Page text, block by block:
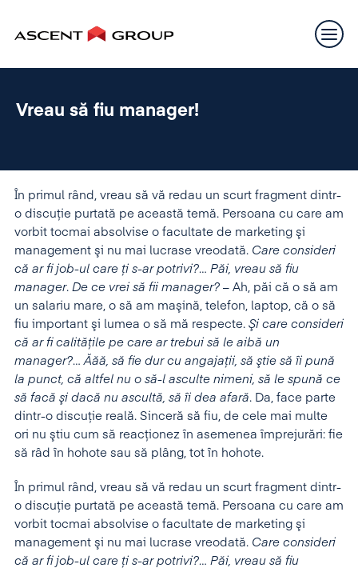
Vreau să fiu manager!
În primul rând, vreau să vă redau un scurt fragment dintr-
o discuţie purtată pe această temă. Persoana cu care am
vorbit tocmai absolvise o facultate de marketing şi
management şi nu mai lucrase vreodată. Care consideri
că ar fi job-ul care ţi s-ar potrivi?… Păi, vreau să fiu
manager. De ce vrei să fii manager? – Ah, păi că o să am
un salariu mare, o să am maşină, telefon, laptop, că o să
fiu important şi lumea o să mă respecte. Şi care consideri
că ar fi calităţile pe care ar trebui să le aibă un
manager?…Ăăă, să fie dur cu angajaţii, să ştie să îi pună
la punct, că altfel nu o să-l asculte nimeni, să le spună ce
să facă şi dacă nu ascultă, să îi dea afară. Da, face parte
dintr-o discuţie reală. Sinceră să fiu, de cele mai multe
ori nu ştiu cum să reacţionez în asemenea împrejurări: fie
să râd în hohote sau să plâng, tot în hohote.
În primul rând, vreau să vă redau un scurt fragment dintr-
o discuţie purtată pe această temă. Persoana cu care am
vorbit tocmai absolvise o facultate de marketing şi
management şi nu mai lucrase vreodată. Care consideri
că ar fi job-ul care ţi s-ar potrivi?… Păi, vreau să fiu